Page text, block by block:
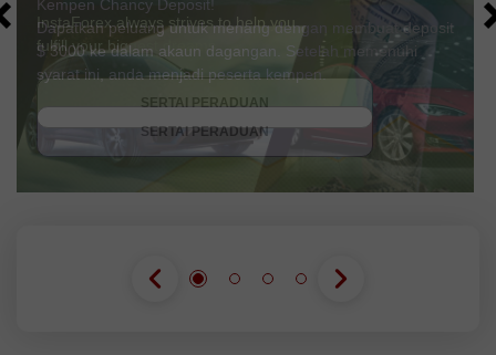
SERTAI PERADUAN
Kempen Chancy Deposit!
Dapatkan peluang untuk menang dengan membuat deposit
$ 3000 ke dalam akaun dagangan. Setelah memenuhi
syarat ini, anda menjadi peserta kempen.
SERTAI PERADUAN
SERTAI PERADUAN
DAPATKAN BONUS